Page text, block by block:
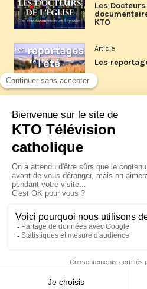
Les
KTO
Article
Les
La visite
XIV à Assise
jeudi 6 août
Le pape en
Pérou du 6
© KTO 2026 —Contact